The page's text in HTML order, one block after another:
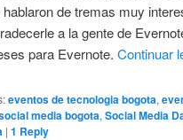
de tremas muy
a la gente de
para Evernote.Continuar
eventos de tecnologia bogota,
media bogota,Social Media
|1 Reply